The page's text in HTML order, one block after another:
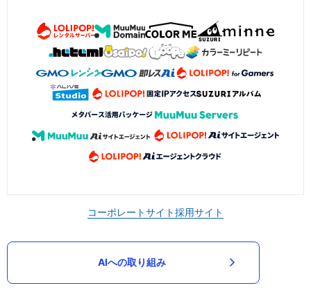
コーポレートサイト採用サイト
AIへの取り組み